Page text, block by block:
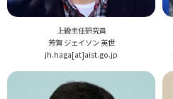
上級主任研究員
芳賀 ジェイソン 英世
jh.haga[at]aist.go.jp